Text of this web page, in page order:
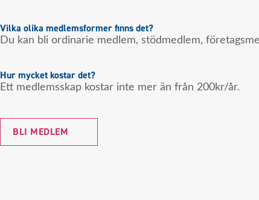
Vilka olika medlemsformer finns det?
Du kan bli ordinarie medlem, stödmedlem,
Hur mycket kostar det?
Ett medlemsskap kostar inte mer än från 200kr/år.
BLI MEDLEM